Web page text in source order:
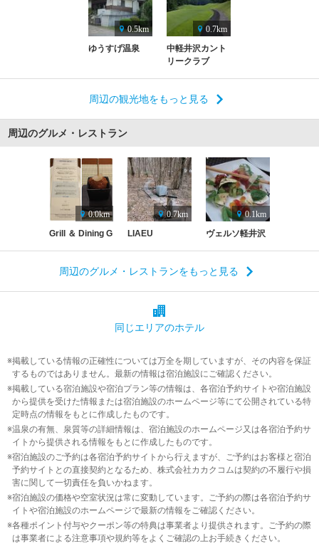
0.5km
ゆうすげ温泉
0.7km
中軽井沢カント
リークラブ
周辺の観光地をもっと見る
周辺のグルメ・レストラン
0.0km
Grill ＆ Dining G
0.7km
LIAEU
0.1km
ヴェルソ軽井沢
周辺のグルメ・レストランをもっと見る
同じエリアのホテル
掲載している情報の正確性については万全を期していますが、その内容を保証
するものではありません。最新の情報は宿泊施設にご確認ください。
掲載している宿泊施設や宿泊プラン等の情報は、各宿泊予約サイトや宿泊施設
から提供を受けた情報または宿泊施設のホームページ等にて公開されている特
定時点の情報をもとに作成したものです。
温泉の有無、泉質等の詳細情報は、宿泊施設のホームページ又は各宿泊予約サ
イトから提供される情報をもとに作成したものです。
宿泊施設のご予約は各宿泊予約サイトから行えますが、ご予約はお客様と宿泊
予約サイトとの直接契約となるため、株式会社カカクコムは契約の不履行や損
害に関して一切責任を負いかねます。
宿泊施設の価格や空室状況は常に変動しています。ご予約の際は各宿泊予約サ
イトや宿泊施設のホームページで最新の情報をご確認ください。
各種ポイント付与やクーポン等の特典は事業者より提供されます。ご予約の際
は事業者による注意事項や規約等をよくご確認の上お手続きください。